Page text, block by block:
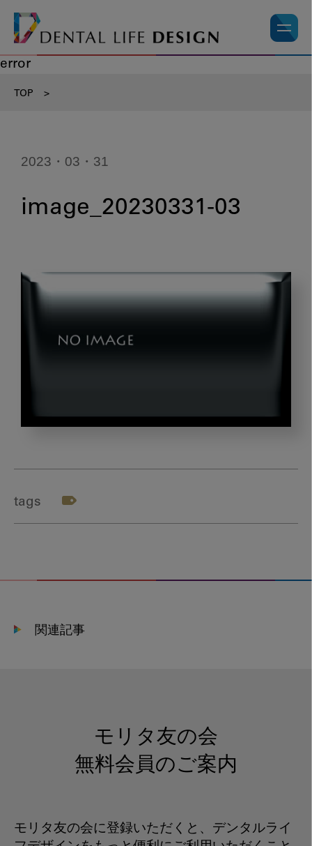
error
TOP >
2023・03・31
image_20230331-03
tags
関連記事
モリタ友の会
無料会員のご案内
モリタ友の会に登録いただくと、デンタルライ